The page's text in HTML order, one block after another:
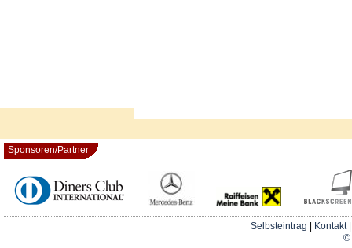
Sponsoren/Partner
Selbsteintrag Kontakt
©